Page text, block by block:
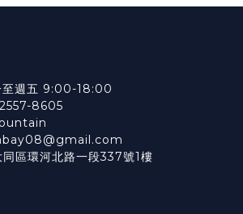
至週五 9:00-18:00
8605
區環河北路一段337號1樓